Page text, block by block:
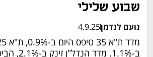
שבוע שלילי
נועם לנדמן4.9.25